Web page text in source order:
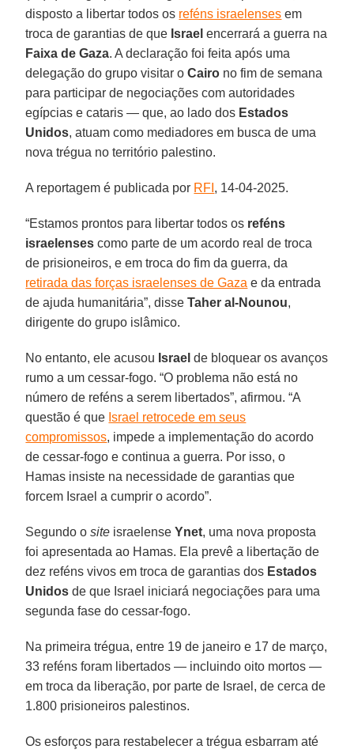
disposto a libertar todos os reféns israelenses em
troca de garantias de que Israel encerrará a guerra na
Faixa de Gaza. A declaração foi feita após uma
delegação do grupo visitar oCairo no fim de semana
para participar de negociações com autoridades
egípcias e cataris — que, ao lado dos Estados
Unidos, atuam como mediadores em busca de uma
nova trégua no território palestino.
A reportagem é publicada por RFI , 14-04-2025.
“Estamos prontos para libertar todos os reféns
israelenses como parte de um acordo real de troca
de prisioneiros, e em troca do fim da guerra, da
retirada das forças israelenses de Gaza e da entrada
de ajuda humanitária”, disseTaher al-Nounou,
dirigente do grupo islâmico.
No entanto, ele acusou Israel de bloquear os avanços
rumo a um cessar-fogo. “O problema não está no
número de reféns a serem libertados”, afirmou. “A
questão é que Israel retrocede em seus
compromissos, impede a implementação do acordo
de cessar-fogo e continua a guerra. Por isso, o
Hamas insiste na necessidade de garantias que
forcem Israel a cumprir o acordo”.
Segundo osite israelenseYnet, uma nova proposta
foi apresentada ao Hamas. Ela prevê a libertação de
dez reféns vivos em troca de garantias dos Estados
Unidos de que Israel iniciará negociações para uma
segunda fase do cessar-fogo.
Na primeira trégua, entre 19 de janeiro e 17 de março,
33 reféns foram libertados — incluindo oito mortos —
em troca da liberação, por parte de Israel, de cerca de
1.800 prisioneiros palestinos.
Os esforços para restabelecer a trégua esbarram até